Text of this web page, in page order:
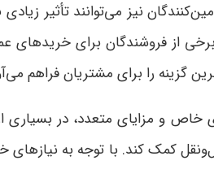
نیز می‌توانند تأثیر
از فروشندگان برای
گزینه را برای مشتریان فراهم
و مزایای متعدد، در بسیاری
کمک کند. با توجه به نیازهای